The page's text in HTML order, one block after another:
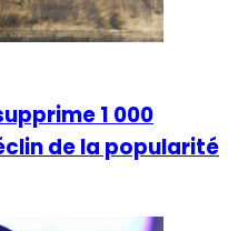
1 000
de la popularité